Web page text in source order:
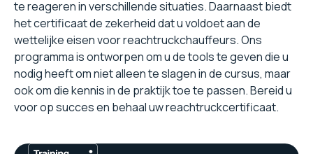
te reageren in verschillende situaties. Daarnaast biedt
het certificaat de zekerheid dat u voldoet aan de
wettelijke eisen voor reachtruckchauffeurs. Ons
programma is ontworpen om u de tools te geven die u
nodig heeft om niet alleen te slagen in de cursus, maar
ook om die kennis in de praktijk toe te passen. Bereid u
voor op succes en behaal uw reachtruckcertificaat.